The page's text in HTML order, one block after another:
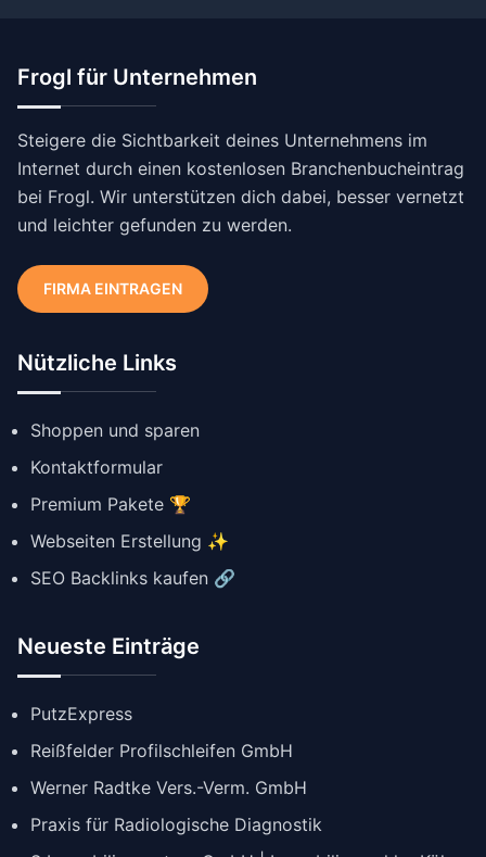
Frogl für Unternehmen
Steigere die Sichtbarkeit deines Unternehmens im
Internet durch einen kostenlosen Branchenbucheintrag
bei Frogl. Wir unterstützen dich dabei, besser vernetzt
und leichter gefunden zu werden.
FIRMA EINTRAGEN
Nützliche Links
Shoppen und sparen
Kontaktformular
Premium Pakete 🏆
Webseiten Erstellung ✨
SEO Backlinks kaufen 🔗
Neueste Einträge
PutzExpress
Reißfelder Profilschleifen GmbH
Werner Radtke Vers.-Verm. GmbH
Praxis für Radiologische Diagnostik